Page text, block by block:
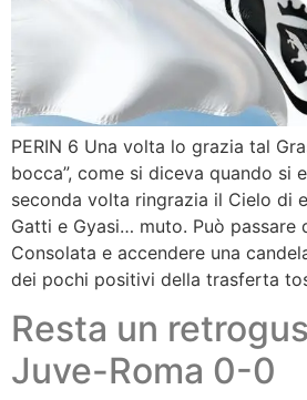
PERIN 6 Una volta lo grazia tal
bocca”, come si diceva quando si
seconda volta ringrazia il Cielo di
Gatti e Gyasi… muto. Può passare
Consolata e accendere una
dei pochi positivi della trasferta
Resta un
Juve-Roma 0-0